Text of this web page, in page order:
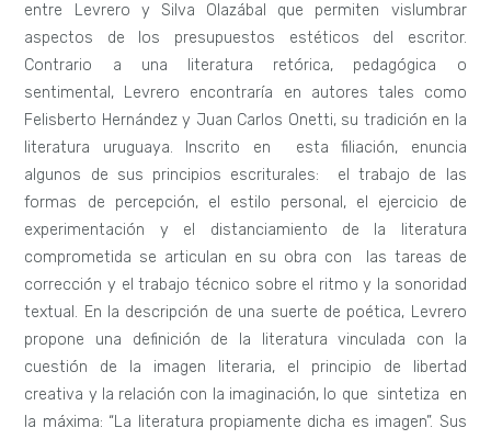
entre Levrero y Silva Olazábal que permiten vislumbrar
aspectos de los presupuestos estéticos del escritor.
Contrario a una literatura retórica, pedagógica o
sentimental, Levrero encontraría en autores tales como
Felisberto Hernández y Juan Carlos Onetti, su tradición en la
literatura uruguaya. Inscrito en esta filiación, enuncia
algunos de sus principios escriturales: el trabajo de las
formas de percepción, el estilo personal, el ejercicio de
experimentación y el distanciamiento de la literatura
comprometida se articulan en su obra con las tareas de
corrección y el trabajo técnico sobre el ritmo y la sonoridad
textual. En la descripción de una suerte de poética, Levrero
propone una definición de la literatura vinculada con la
cuestión de la imagen literaria, el principio de libertad
creativa y la relación con la imaginación, lo que sintetiza en
la máxima: “La literatura propiamente dicha es imagen”. Sus